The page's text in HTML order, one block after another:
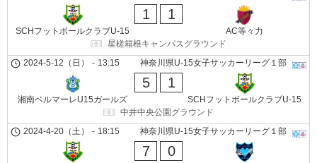
SCHフットボールクラブU-15
1 1
AC等々力
星槎箱根キャンパスグラウンド
神奈川県U-15女子サッカーリーグ１部
2024-5-12（日） - 13:15
湘南ベルマーレU15ガールズ
5 1
SCHフットボールクラブU-15
中井中央公園グラウンド
神奈川県U-15女子サッカーリーグ１部
2024-4-20（土） - 18:15
7 0